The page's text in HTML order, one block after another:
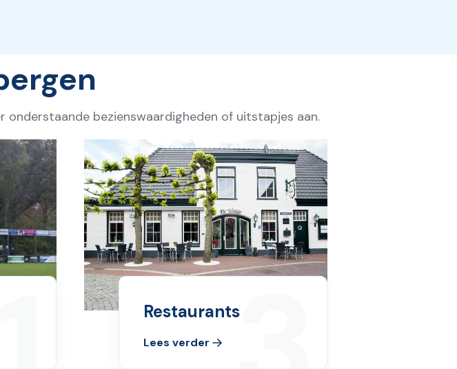
onderstaande bezienswaardigheden of uitstapjes aan.
Restaurants
Lees verder